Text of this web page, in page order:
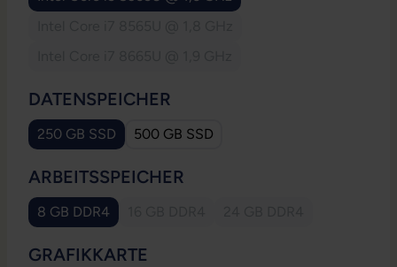
(Diese Option ist zurzeit nicht verfügbar.)
DATENSPEICHER
250 GB SSD
(Diese Option ist zurzeit nicht verfügbar.)
500 GB SSD
ARBEITSSPEICHER
8 GB DDR4
(Diese Option ist zurzeit nicht verfügbar.)
GRAFIKKARTE